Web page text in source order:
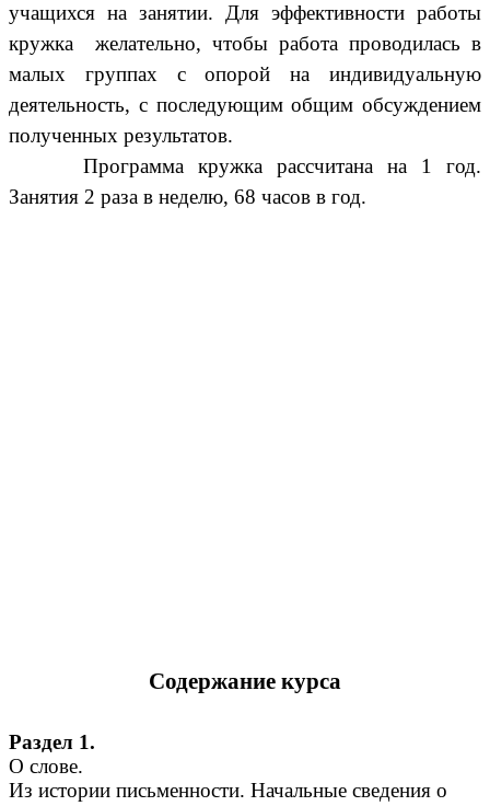
учащихся на занятии. Для эффективности работы
кружка желательно, чтобы работа проводилась в
малых группах с опорой на индивидуальную
деятельность, с последующим общим обсуждением
полученных результатов.
Программа кружка рассчитана на 1 год.
Занятия 2 раза в неделю, 68 часов в год.
Содержание курса
Раздел 1.
О слове.
Из истории письменности. Начальные сведения о